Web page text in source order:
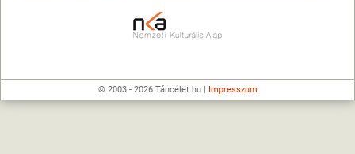
© 2003 - 2026 Táncélet.hu | Impresszum